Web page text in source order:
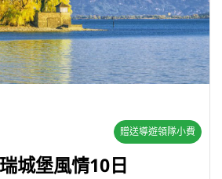
贈送導遊領隊小費
城堡風情10日